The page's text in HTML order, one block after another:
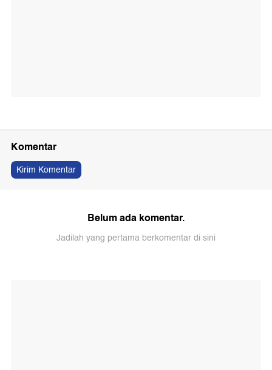
Komentar
Kirim Komentar
Belum ada komentar.
Jadilah yang pertama berkomentar di sini